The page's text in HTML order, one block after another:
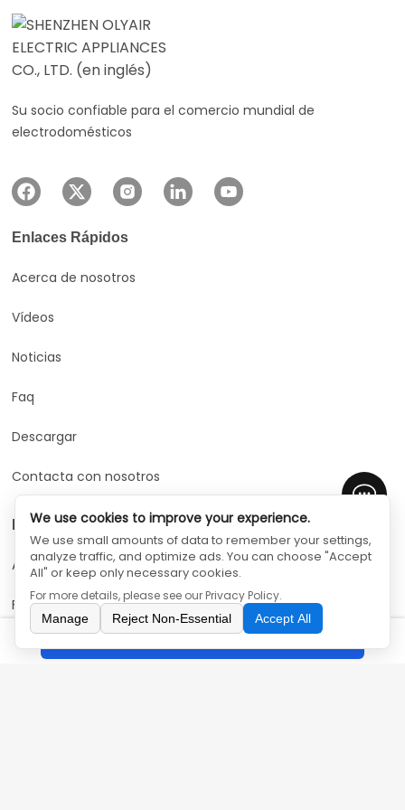
Su socio confiable para el comercio mundial de
electrodomésticos
Enlaces Rápidos
Acerca de nosotros
Vídeos
Noticias
Faq
Descargar
Contacta con nosotros
Nuestros productos
Aire acondicionado
Frigorífico
Lavandería
We use cookies to improve your experience.
We use small amounts of data to remember your settings,
analyze traffic, and optimize ads. You can choose "Accept
All" or keep only necessary cookies.
For more details, please see our Privacy Policy.
Manage Reject Non-Essential Accept All